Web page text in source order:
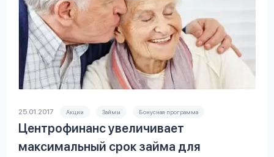
25.01.2017 Акции Займы Бонусная программа
Центрофинанс увеличивает
максимальный срок займа для